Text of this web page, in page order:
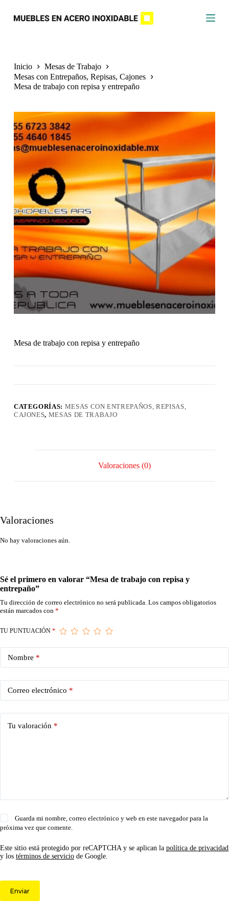
n
d
Inicio
Mesas de Trabajo
Mesas con Entrepaños, Repisas, Cajones
Mesa de trabajo con repisa y entrepaño
Mesa de trabajo con repisa y entrepaño
CATEGORÍAS: MESAS CON ENTREPAÑOS, REPISAS,
CAJONES, MESAS DE TRABAJO
Valoraciones (0)
Valoraciones
No hay valoraciones aún.
Sé el primero en valorar “Mesa de trabajo con repisa y
entrepaño”
Tu dirección de correo electrónico no será publicada. Los campos obligatorios
están marcados con *
TU PUNTUACIÓN *
Nombre *
Correo electrónico *
Tu valoración *
Guarda mi nombre, correo electrónico y web en este navegador para la
próxima vez que comente.
Este sitio está protegido por reCAPTCHA y se aplican la política de privacidad
y los términos de servicio de Google.
Enviar